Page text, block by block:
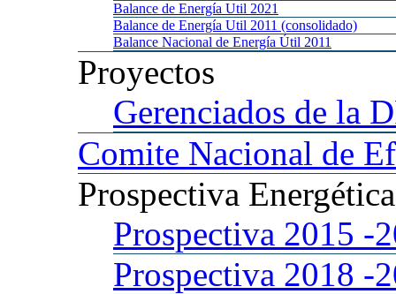
Balance de Energía Util 2021
Balance de Energía Util 2011 (consolidado)
Balance Nacional de Energía Útil 2011
Proyectos
Gerenciados de la
Comite Nacional de
Prospectiva
Prospectiva 2015 -
Prospectiva 2018 -